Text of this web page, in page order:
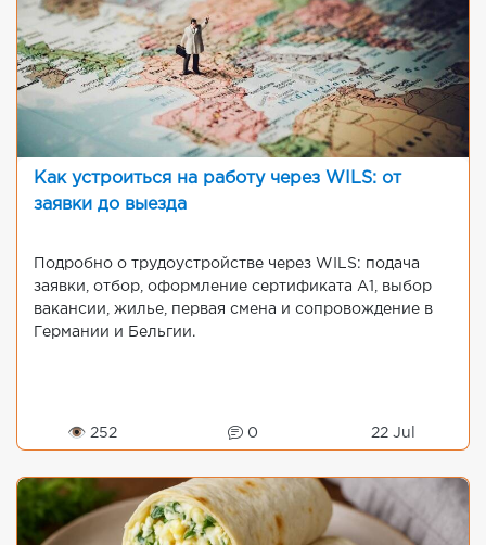
Как устроиться на работу через WILS: от
заявки до выезда
Подробно о трудоустройстве через WILS: подача
заявки, отбор, оформление сертификата A1, выбор
вакансии, жилье, первая смена и сопровождение в
Германии и Бельгии.
👁 252 0 22 Jul